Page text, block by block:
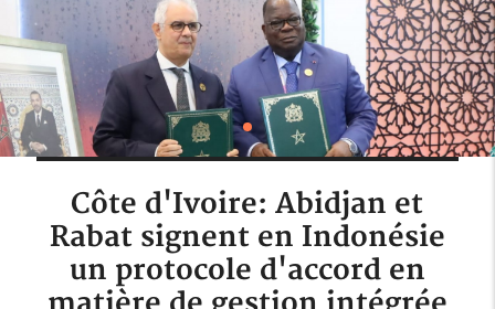
Côte d'Ivoire: Abidjan et
Rabat signent en Indonésie
un protocole d'accord en